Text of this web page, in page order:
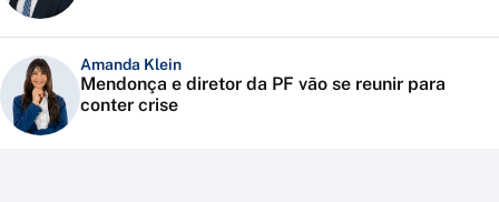
Amanda Klein
Mendonça e diretor da PF vão se reunir para
conter crise